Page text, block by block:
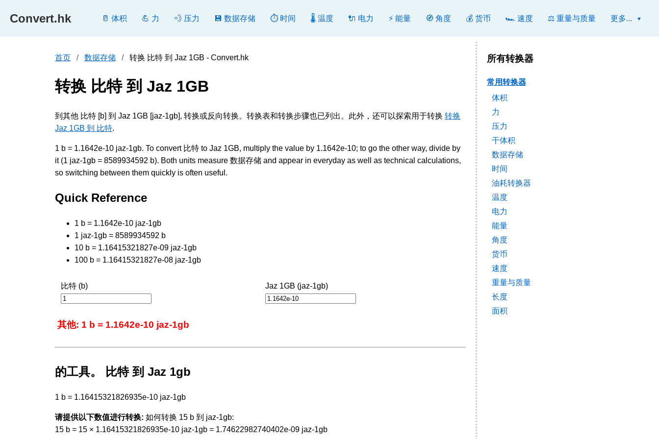
Convert.hk 🥛 体积 💪 力 💨 压力 💾 数据存储 ⏱️ 时间 🌡️ 温度 🔌 电力 ⚡ 能量 🧭 角度 💰 货币 🏎️ 速度 ⚖️ 重量与质量 更多...
首页 数据存储 转换 比特 到 Jaz 1GB - Convert.hk
转换 比特 到 Jaz 1GB
到其他 比特 [b] 到 Jaz 1GB [jaz-1gb], 转换或反向转换。转换表和转换步骤也已列出。此外，还可以探索用于转换 转换
Jaz 1GB 到 比特.
1 b = 1.1642e-10 jaz-1gb. To convert 比特 to Jaz 1GB, multiply the value by 1.1642e-10; to go the other way, divide by
it (1 jaz-1gb = 8589934592 b). Both units measure 数据存储 and appear in everyday as well as technical calculations,
so switching between them quickly is often useful.
Quick Reference
1 b = 1.1642e-10 jaz-1gb
1 jaz-1gb = 8589934592 b
10 b = 1.16415321827e-09 jaz-1gb
100 b = 1.16415321827e-08 jaz-1gb
比特 (b) Jaz 1GB (jaz-1gb)
其他: 1 b = 1.1642e-10 jaz-1gb
的工具。 比特 到 Jaz 1gb
1 b = 1.16415321826935e-10 jaz-1gb
请提供以下数值进行转换: 如何转换 15 b 到 jaz-1gb:
15 b = 15 × 1.16415321826935e-10 jaz-1gb = 1.74622982740402e-09 jaz-1gb
所有转换器
常用转换器
体积
力
压力
干体积
数据存储
时间
油耗转换器
温度
电力
能量
角度
货币
速度
重量与质量
长度
面积